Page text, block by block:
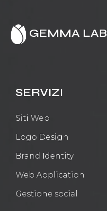
GEMMA LAB
SERVIZI
Siti Web
Logo Design
Brand Identity
Web Application
Gestione social